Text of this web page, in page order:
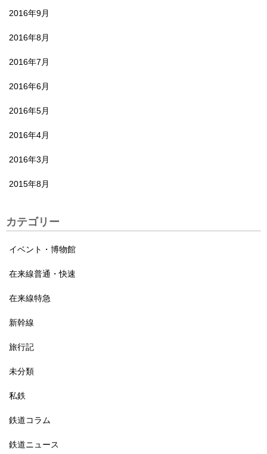
2016年9月
2016年8月
2016年7月
2016年6月
2016年5月
2016年4月
2016年3月
2015年8月
カテゴリー
イベント・博物館
在来線普通・快速
在来線特急
新幹線
旅行記
未分類
私鉄
鉄道コラム
鉄道ニュース